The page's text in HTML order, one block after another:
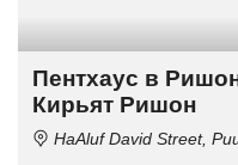
Пентхаус в
Кирьят Ришон
HaAluf David Street,